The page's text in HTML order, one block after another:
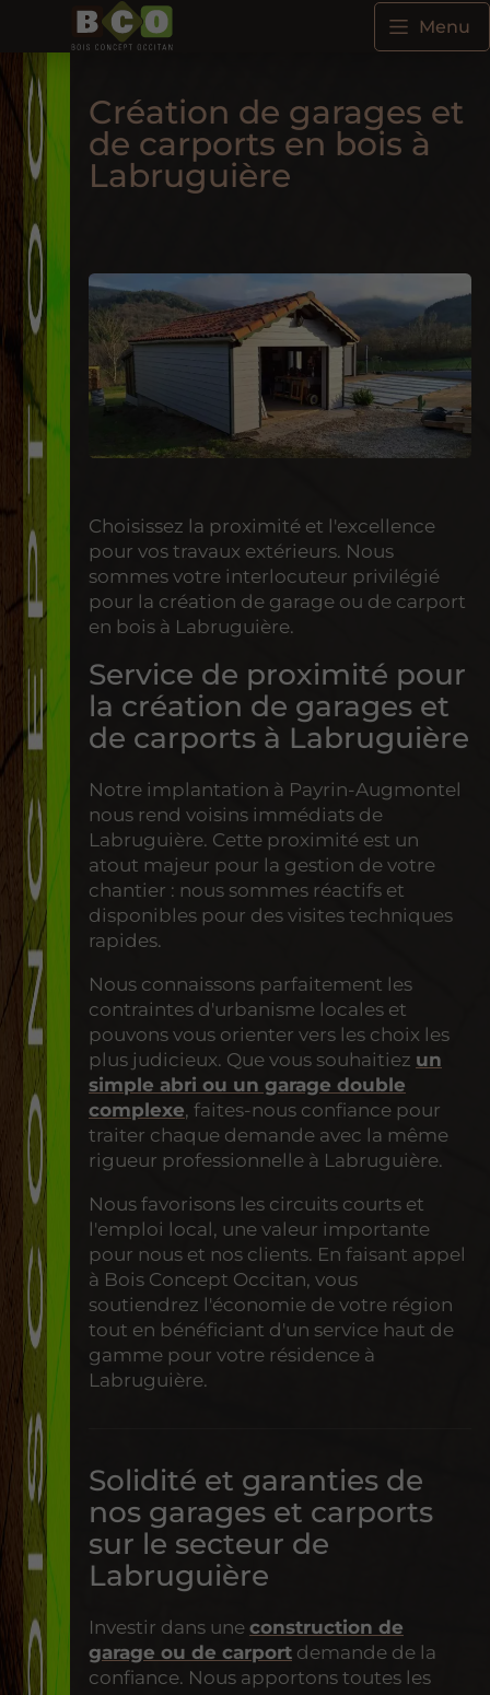
Menu
Création de garages et
de carports en bois à
Labruguière
Choisissez la proximité et l'excellence
pour vos travaux extérieurs. Nous
sommes votre interlocuteur privilégié
pour la création de garage ou de carport
en bois à Labruguière.
Service de proximité pour
la création de garages et
de carports à Labruguière
Notre implantation à Payrin-Augmontel
nous rend voisins immédiats de
Labruguière. Cette proximité est un
atout majeur pour la gestion de votre
chantier : nous sommes réactifs et
disponibles pour des visites techniques
rapides.
Nous connaissons parfaitement les
contraintes d'urbanisme locales et
pouvons vous orienter vers les choix les
plus judicieux. Que vous souhaitiez un
simple abri ou un garage double
complexe, faites-nous confiance pour
traiter chaque demande avec la même
rigueur professionnelle à Labruguière.
Nous favorisons les circuits courts et
l'emploi local, une valeur importante
pour nous et nos clients. En faisant appel
à Bois Concept Occitan, vous
soutiendrez l'économie de votre région
tout en bénéficiant d'un service haut de
gamme pour votre résidence à
Labruguière.
Solidité et garanties de
nos garages et carports
sur le secteur de
Labruguière
Investir dans une construction de
garage ou de carport demande de la
confiance. Nous apportons toutes les